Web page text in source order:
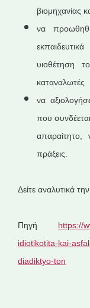
βιομηχανίας
να
υιοθέτηση
καταναλωτές
να
που
απαραίτητο,
πράξεις.
Δείτε αναλυτικά
Πηγή https://
idiotikotita-kai-
diadiktyo-ton